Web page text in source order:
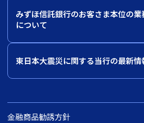
みずほ信託銀行のお客さま本位の
について
東日本大震災に関する当行の最新
金融商品勧誘方針